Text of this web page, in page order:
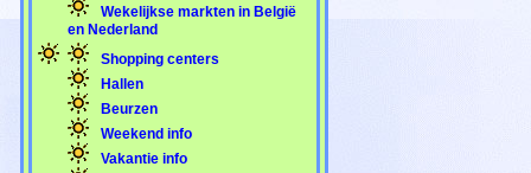
Wekelijkse markten in België
en Nederland
Shopping centers
Hallen
Beurzen
Weekend info
Vakantie info